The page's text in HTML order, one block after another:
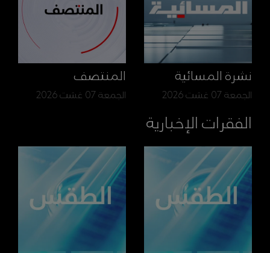
نشرة المسائية
الجمعة 07 غشت 2026
المنتصف
الجمعة 07 غشت 2026
الفقرات الإخبارية